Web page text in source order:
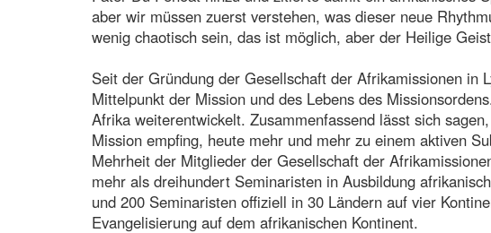
aber wir müssen zuerst verstehen, was dieser neue
wenig chaotisch sein, das ist möglich, aber der Heilige
Seit der Gründung der Gesellschaft der Afrikamissionen in
Mittelpunkt der Mission und des Lebens des
Afrika weiterentwickelt. Zusammenfassend lässt sich
Mission empfing, heute mehr und mehr zu einem aktiven
Mehrheit der Mitglieder der Gesellschaft der
mehr als dreihundert Seminaristen in Ausbildung
und 200 Seminaristen offiziell in 30 Ländern auf vier
Evangelisierung auf dem afrikanischen Kontinent.